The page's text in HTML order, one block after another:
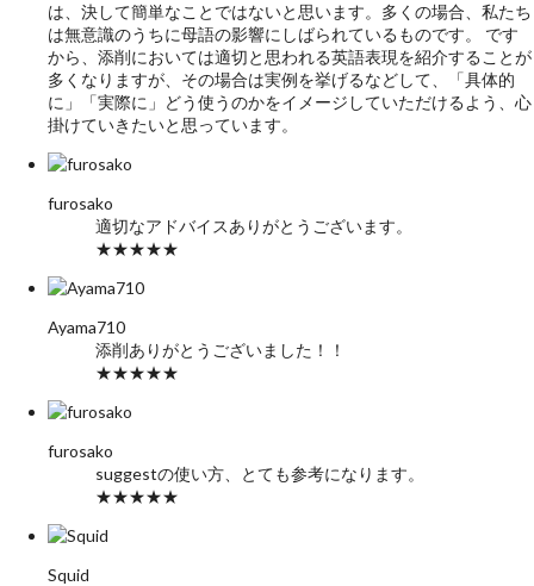
は、決して簡単なことではないと思います。多くの場合、私たち
は無意識のうちに母語の影響にしばられているものです。 です
から、添削においては適切と思われる英語表現を紹介することが
多くなりますが、その場合は実例を挙げるなどして、「具体的
に」「実際に」どう使うのかをイメージしていただけるよう、心
掛けていきたいと思っています。
furosako
適切なアドバイスありがとうございます。
★★★★★
Ayama710
添削ありがとうございました！！
★★★★★
furosako
suggestの使い方、とても参考になります。
★★★★★
Squid